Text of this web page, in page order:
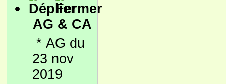
AG & CA
* AG du
23 nov
2019